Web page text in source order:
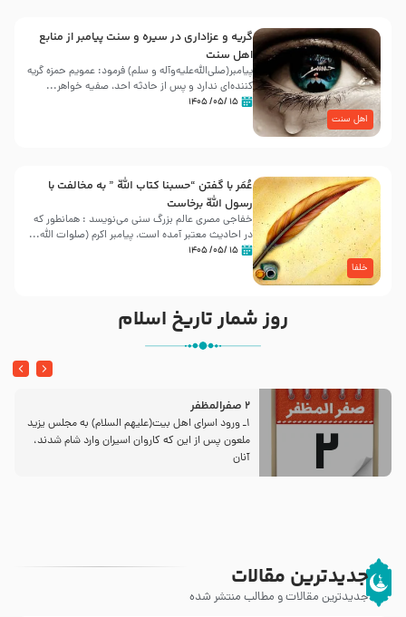
اهل سنت
گریه و عزاداری در سیره و سنت پیامبر از منابع
اهل سنت
پیامبر(صلی‌الله‌علیه‌وآله و سلم) فرمود: عمویم حمزه گریه
کننده‌ای ندارد و پس از حادثه احد، صفیه خواهر...
۱۵ /۰۵/ ۱۴۰۵
خلفا
عُمَر با گفتن “حسبنا كتاب اللّه ” به مخالفت با
رسول اللّه برخاست
خفاجی مصری عالم بزرگ سنی می‌نویسد : همانطور که
در احادیث معتبر آمده است، پیامبر اکرم (صلوات اللّه...
۱۵ /۰۵/ ۱۴۰۵
روز شمار تاریخ اسلام
2 صفرالمظفر
1ـ ورود اسراى اهل بیت‌(علیهم السلام) به مجلس یزید
ملعون پس از این كه كاروان اسیران وارد شام شدند،
آنان
جدیدترین مقالات
جدیدترین مقالات و مطالب منتشر شده